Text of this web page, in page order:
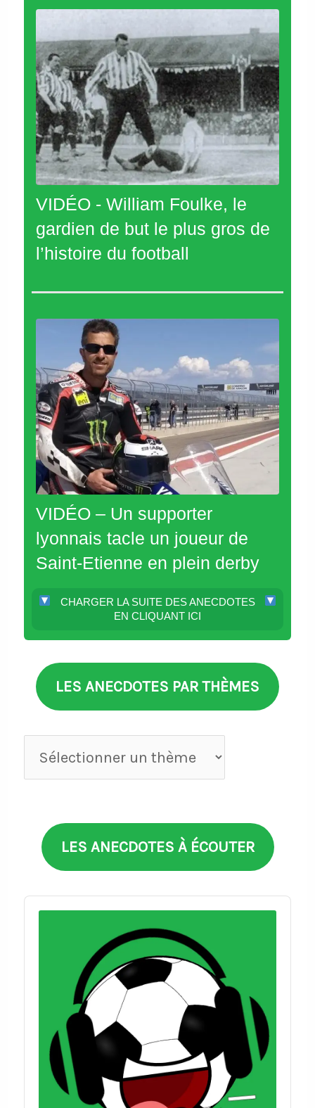
VIDÉO - William Foulke, le
gardien de but le plus gros de
l’histoire du football
VIDÉO – Un supporter
lyonnais tacle un joueur de
Saint-Etienne en plein derby
CHARGER LA SUITE DES ANECDOTES
EN CLIQUANT ICI
LES ANECDOTES PAR THÈMES
Anecdotes
par
LES ANECDOTES À ÉCOUTER
Audio
Player